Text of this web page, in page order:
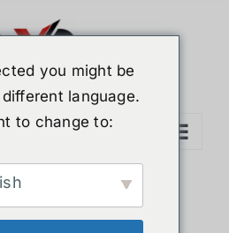
you might be
language.
to change to: